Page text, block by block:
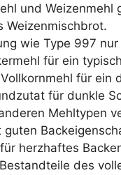
und
Weizenmischbrot.
wie Type 997
für ein
für ein
für dunkle
Mehltypen
guten
herzhaftes
des